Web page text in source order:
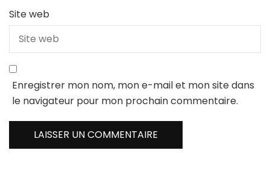
Site web
Enregistrer mon nom, mon e-mail et mon site dans
le navigateur pour mon prochain commentaire.